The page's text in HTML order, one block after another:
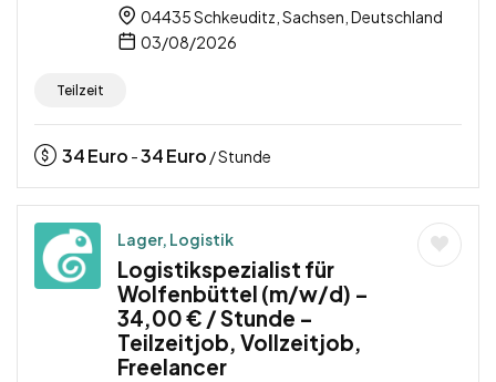
04435 Schkeuditz, Sachsen, Deutschland
03/08/2026
Teilzeit
34Euro -34Euro / Stunde
Lager, Logistik
Logistikspezialist für
Wolfenbüttel (m/w/d) –
34,00 € / Stunde –
Teilzeitjob, Vollzeitjob,
Freelancer